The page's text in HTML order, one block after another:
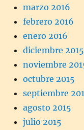
marzo 2016
febrero 2016
enero 2016
diciembre 2015
noviembre
octubre 2015
septiembre
agosto 2015
julio 2015